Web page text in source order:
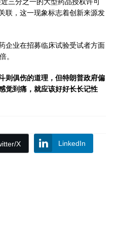
联，这一现象标志着创新来源发
企业在招募临床试验受试者方面
。
则俱伤的道理，但特朗普政府偏
觉到痛，就应该好好长长记性
X LinkedIn